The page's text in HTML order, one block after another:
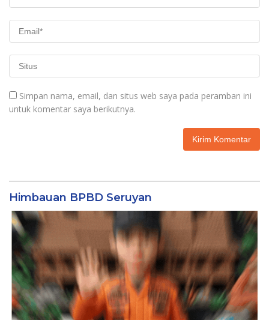
Simpan nama, email, dan situs web saya pada peramban ini
untuk komentar saya berikutnya.
Himbauan BPBD Seruyan